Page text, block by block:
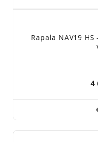
Rapala NAV19
4